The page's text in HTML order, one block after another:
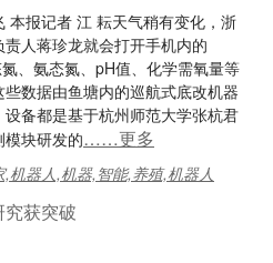
报记者 江 耘天气稍有变化，浙
人蒋珍龙就会打开手机内的
、氨态氮、pH值、化学需氧量等
数据由鱼塘内的巡航式底改机器
备都是基于杭州师范大学张杭君
块研发的……更多
,机器人,机器,智能,养殖,机器人